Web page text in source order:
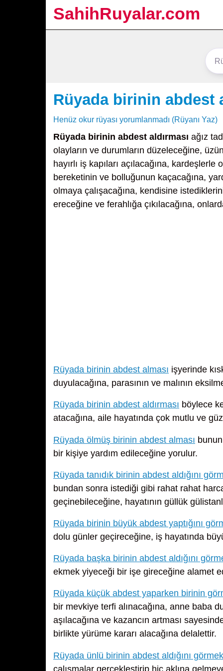
SahihRuyalar.com
Rüyada birinin abdest
Henüz okur rüyası yorumlanmadı (Rüyanı Yaz)
Rüyada birinin abdest aldırması ağız
olayların ve durumların düzeleceğine,
hayırlı iş kapıları açılacağına,
bereketinin ve bolluğunun kaçacağına,
olmaya çalışacağına, kendisine
ereceğine ve ferahlığa çıkılacağına,
Rüyada birinin abdest alması işyerinde
duyulacağına, parasının ve malının
Rüyada birinin abdest aldırması böylece
atacağına, aile hayatında çok mutlu ve
Rüyada ölmüş birinin abdest alması
bir kişiye yardım edileceğine yorulur.
Rüyada tanıdık birinin abdest aldığını
bundan sonra istediği gibi rahat rahat
geçinebileceğine, hayatının güllük
Rüyada birinin büyük abdest yaptığını
dolu günler geçireceğine, iş hayatında
Rüyada başka birinin abdest aldığını
ekmek yiyeceği bir işe gireceğine alamet
Rüyada küçük abdest yaparken birinin
bir mevkiye terfi alınacağına, anne baba
aşılacağına ve kazancın artması
birlikte yürüme kararı alacağına delalettir.
Rüyada ünlü birinin abdest aldığını görmek
çalışmalar gerçekleştirip hiç aklına